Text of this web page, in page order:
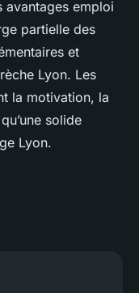
avantages emploi
partielle des
et
Lyon. Les
la motivation, la
solide
Lyon.